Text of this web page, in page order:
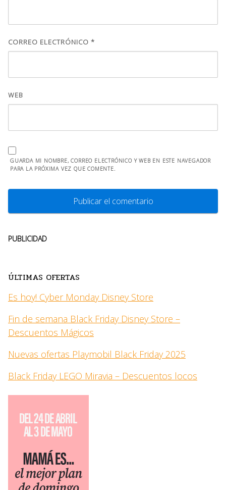
CORREO ELECTRÓNICO *
WEB
GUARDA MI NOMBRE, CORREO ELECTRÓNICO Y WEB EN ESTE NAVEGADOR
PARA LA PRÓXIMA VEZ QUE COMENTE.
PUBLICIDAD
ÚLTIMAS OFERTAS
Es hoy! Cyber Monday Disney Store
Fin de semana Black Friday Disney Store –
Descuentos Mágicos
Nuevas ofertas Playmobil Black Friday 2025
Black Friday LEGO Miravia – Descuentos locos